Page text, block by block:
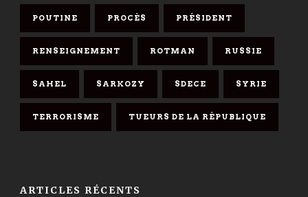
POUTINE PROCÈS PRÉSIDENT
RENSEIGNEMENT ROTMAN RUSSIE
SAHEL SARKOZY SDECE SYRIE
TERRORISME TUEURS DE LA RÉPUBLIQUE
ARTICLES RÉCENTS